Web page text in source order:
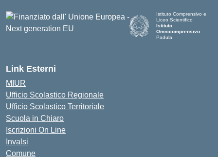
Istituto Comprensivo e
Liceo Scientifico
Istituto
Omnicomprensivo
Padula
Link Esterni
MIUR
Ufficio Scolastico Regionale
Ufficio Scolastico Territoriale
Scuola in Chiaro
Iscrizioni On Line
Invalsi
Comune